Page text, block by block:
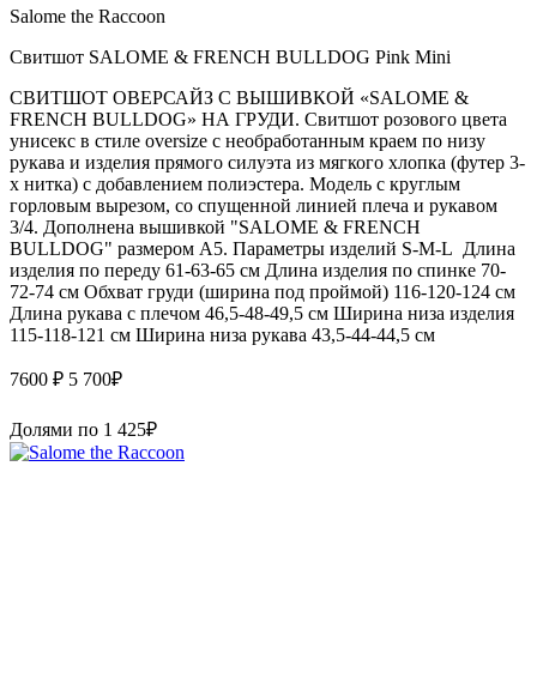
Salome the Raccoon
Свитшот SALOME & FRENCH BULLDOG Pink Mini
СВИТШОТ ОВЕРСАЙЗ С ВЫШИВКОЙ «SALOME &
FRENCH BULLDOG» НА ГРУДИ. Свитшот розового цвета
унисекс в стиле oversize с необработанным краем по низу
рукава и изделия прямого силуэта из мягкого хлопка (футер 3-
х нитка) с добавлением полиэстера. Модель с круглым
горловым вырезом, со спущенной линией плеча и рукавом
3/4. Дополнена вышивкой "SALOME & FRENCH
BULLDOG" размером А5. Параметры изделий S-M-L Длина
изделия по переду 61-63-65 см Длина изделия по спинке 70-
72-74 см Обхват груди (ширина под проймой) 116-120-124 см
Длина рукава с плечом 46,5-48-49,5 см Ширина низа изделия
115-118-121 см Ширина низа рукава 43,5-44-44,5 см
7600 ₽ 5 700₽
Долями по 1 425₽